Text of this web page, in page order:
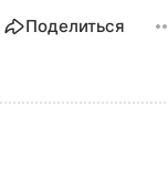
Поделиться